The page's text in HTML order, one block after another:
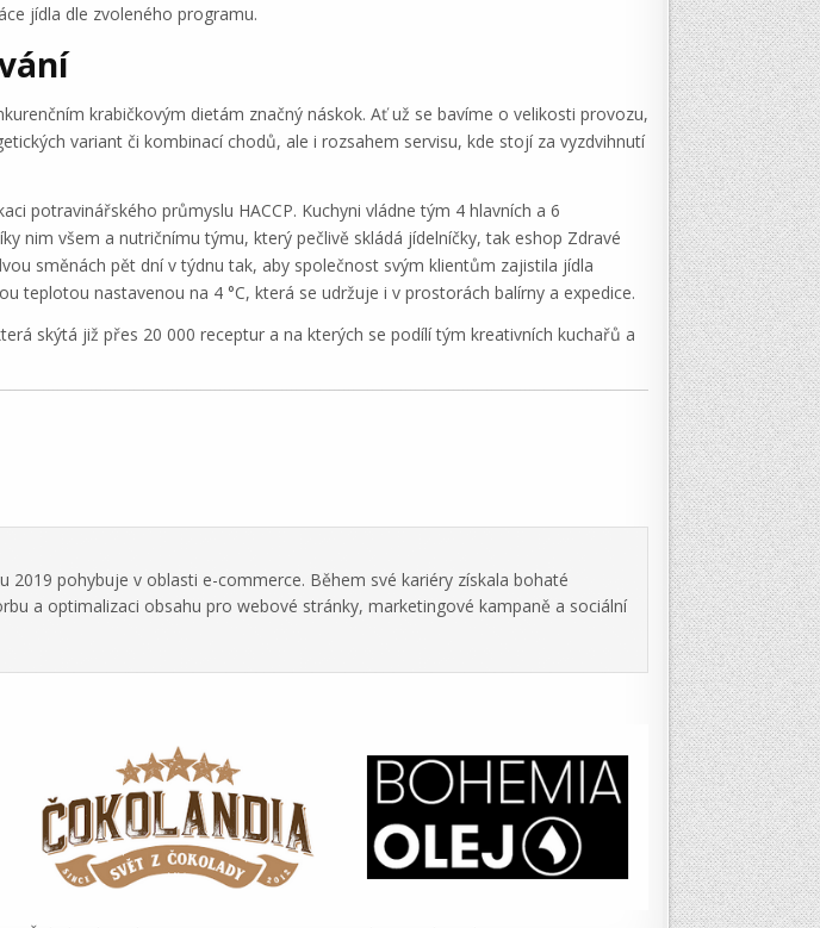
jídla dle zvoleného programu.
krabičkovým dietám značný náskok. Ať už se bavíme o velikosti provozu,
variant či kombinací chodů, ale i rozsahem servisu, kde stojí za vyzdvihnutí
potravinářského průmyslu HACCP. Kuchyni vládne tým 4 hlavních a 6
nim všem a nutričnímu týmu, který pečlivě skládá jídelníčky, tak eshop Zdravé
směnách pět dní v týdnu tak, aby společnost svým klientům zajistila jídla
teplotou nastavenou na 4 °C, která se udržuje i v prostorách balírny a expedice.
skýtá již přes 20 000 receptur a na kterých se podílí tým kreativních kuchařů a
2019 pohybuje v oblasti e-commerce. Během své kariéry získala bohaté
a optimalizaci obsahu pro webové stránky, marketingové kampaně a sociální